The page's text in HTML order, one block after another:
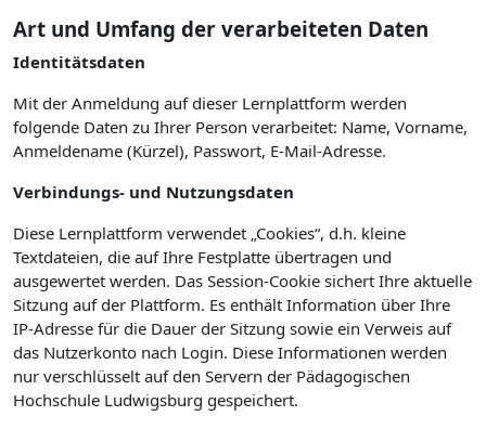
Art und Umfang der verarbeiteten Daten
Identitätsdaten
Mit der Anmeldung auf dieser Lernplattform werden
folgende Daten zu Ihrer Person verarbeitet: Name, Vorname,
Anmeldename (Kürzel), Passwort, E-Mail-Adresse.
Verbindungs- und Nutzungsdaten
Diese Lernplattform verwendet „Cookies“, d.h. kleine
Textdateien, die auf Ihre Festplatte übertragen und
ausgewertet werden. Das Session-Cookie sichert Ihre aktuelle
Sitzung auf der Plattform. Es enthält Information über Ihre
IP-Adresse für die Dauer der Sitzung sowie ein Verweis auf
das Nutzerkonto nach Login. Diese Informationen werden
nur verschlüsselt auf den Servern der Pädagogischen
Hochschule Ludwigsburg gespeichert.